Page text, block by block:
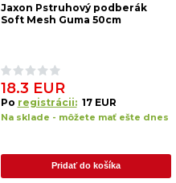
Jaxon Pstruhový podberák
Soft Mesh Guma 50cm
18.3 EUR
Po registrácii: 17 EUR
Na sklade - môžete mať ešte dnes
Pridať do košíka